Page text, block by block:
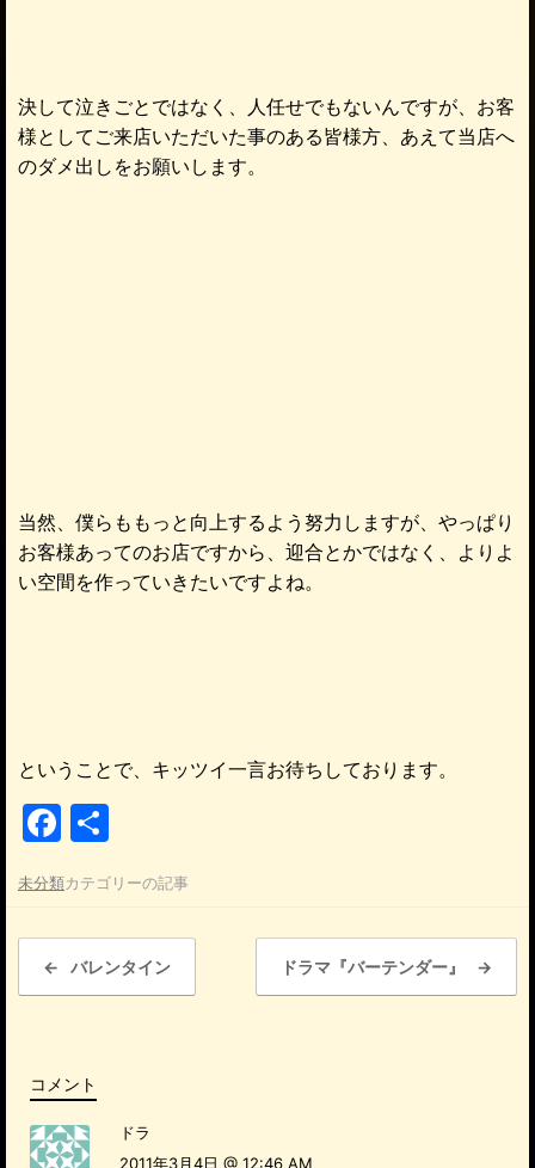
決して泣きごとではなく、人任せでもないんですが、お客
様としてご来店いただいた事のある皆様方、あえて当店へ
のダメ出しをお願いします。
当然、僕らももっと向上するよう努力しますが、やっぱり
お客様あってのお店ですから、迎合とかではなく、よりよ
い空間を作っていきたいですよね。
ということで、キッツイ一言お待ちしております。
F
c
e
b
k
未分類カテゴリーの記事
投稿ナビゲーション
← バレンタイン ドラマ『バーテンダー』 →
コメント
ドラ
2011年3月4日 @ 12:46 AM